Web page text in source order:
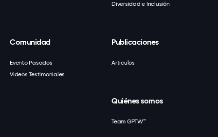
Diversidad e Inclusión
Comunidad
Evento Pasados
Videos Testimoniales
Publicaciones
Artículos
Quiénes somos
Team GPTW™